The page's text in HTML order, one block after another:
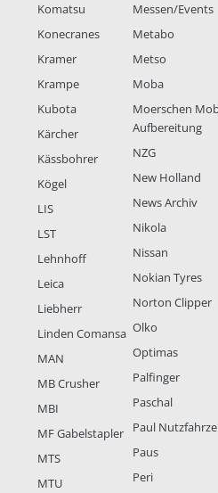
Komatsu
Konecranes
Kramer
Krampe
Kubota
Kärcher
Kässbohrer
Kögel
LIS
LST
Lehnhoff
Leica
Liebherr
Linden Comansa
MAN
MB Crusher
MBI
MF Gabelstapler
MTS
MTU
Messen/Events
Metabo
Metso
Moba
Moerschen
Aufbereitung
NZG
New Holland
News Archiv
Nikola
Nissan
Nokian Tyres
Norton Clipper
Olko
Optimas
Palfinger
Paschal
Paul
Paus
Peri